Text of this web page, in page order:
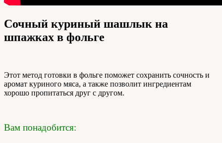
Сочный куриный шашлык на
шпажках в фольге
Этот метод готовки в фольге поможет сохранить сочность и
аромат куриного мяса, а также позволит ингредиентам
хорошо пропитаться друг с другом.
Вам понадобится: